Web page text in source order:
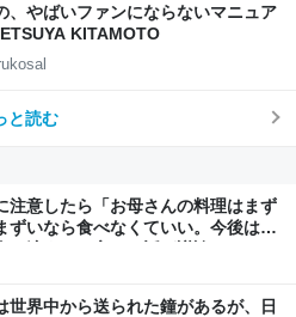
、やばいファンにならないマニュア
KITAMOTO
と読む
注意したら「お母さんの料理はまず
いなら食べなくていい。今後は自
渡す」と言った話が議論に
世界中から送られた鐘があるが、日